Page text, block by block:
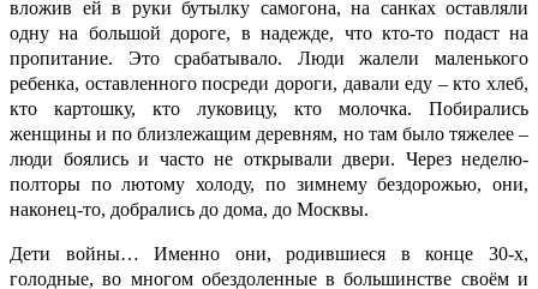
вложив ей в руки бутылку самогона, на санках оставляли
одну на большой дороге, в надежде, что кто-то подаст на
пропитание. Это срабатывало. Люди жалели маленького
ребенка, оставленного посреди дороги, давали еду – кто хлеб,
кто картошку, кто луковицу, кто молочка. Побирались
женщины и по близлежащим деревням, но там было тяжелее –
люди боялись и часто не открывали двери. Через неделю-
полторы по лютому холоду, по зимнему бездорожью, они,
наконец-то, добрались до дома, до Москвы.
Дети войны… Именно они, родившиеся в конце 30-х,
голодные, во многом обездоленные в большинстве своём и